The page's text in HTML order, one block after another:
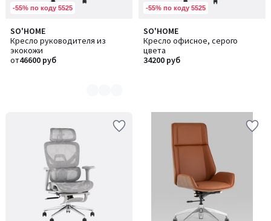
-55% по коду 5525
SO'HOME
Кресло руководителя из
экокожи
от46600 руб
Количество
цветов:
3
-55% по коду 5525
SO'HOME
Кресло офисное, серого
цвета
34200 руб